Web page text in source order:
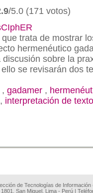
/5.0 (171 votos)
que trata de mostrar
hermenéutico
sobre la
se revisarán dos
, gadamer ,
, interpretación de
de Tecnologías de
San Miguel, Lima - Perú |